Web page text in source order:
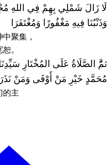
لَا زَالَ شَمْلِي بِهِمْ فِي اللهِ
وَذَنْبُنَا فِيهِ مَغْفُورًا وَمُغْتَفَرَا
聚集，
。
ثمَُّ الصَّلَاةُ عَلَى المُخْتَارِ
مُحَمَّدٍ خَيْرِ مَنْ أَوْفَى وَمَنْ
的主